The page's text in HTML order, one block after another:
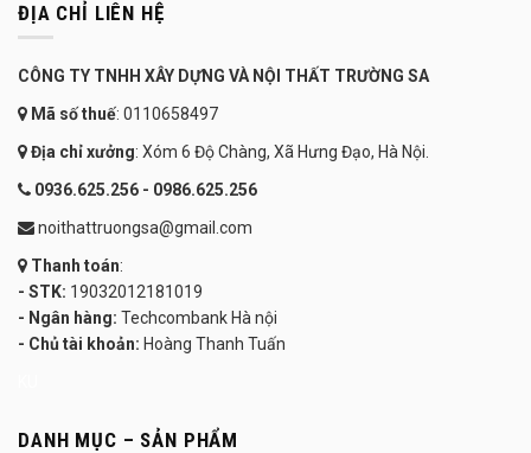
ĐỊA CHỈ LIÊN HỆ
CÔNG TY TNHH XÂY DỰNG VÀ NỘI THẤT TRƯỜNG SA
Mã số thuế: 0110658497
Địa chỉ xưởng: Xóm 6 Độ Chàng, Xã Hưng Đạo, Hà Nội.
0936.625.256 - 0986.625.256
noithattruongsa@gmail.com
Thanh toán:
- STK: 19032012181019
- Ngân hàng: Techcombank Hà nội
- Chủ tài khoản: Hoàng Thanh Tuấn
DANH MỤC – SẢN PHẨM